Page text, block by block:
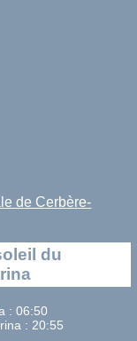
de Cerbère-
du
: 06:50
: 20:55